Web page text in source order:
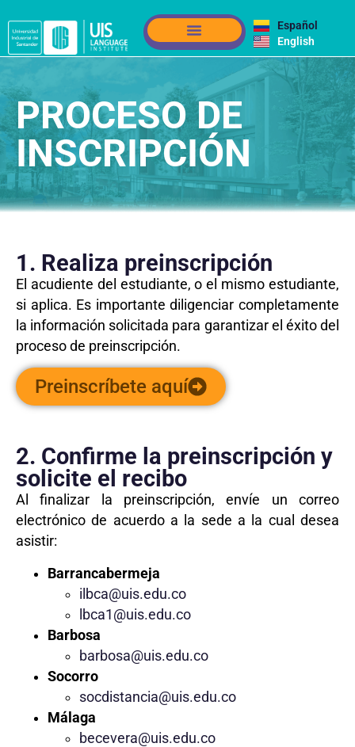
Español
English
PROCESO DE
INSCRIPCIÓN
1. Realiza preinscripción
El acudiente del estudiante, o el mismo estudiante,
si aplica. Es importante diligenciar completamente
la información solicitada para garantizar el éxito del
proceso de preinscripción.
Preinscríbete aquí
2. Confirme la preinscripción y
solicite el recibo
Al finalizar la preinscripción, envíe un correo
electrónico de acuerdo a la sede a la cual desea
asistir:
Barrancabermeja
ilbca@uis.edu.co
lbca1@uis.edu.co
Barbosa
barbosa@uis.edu.co
Socorro
socdistancia@uis.edu.co
Málaga
becevera@uis.edu.co